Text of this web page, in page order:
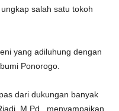
salah satu tokoh
yang adiluhung dengan
Ponorogo.
dari dukungan banyak
M.Pd., menyampaikan